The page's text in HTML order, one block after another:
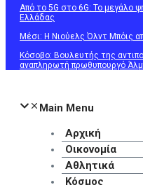
Από το 5G στο 6G: Το μεγάλο
Ελλάδας
Μέσι: Η Νιούελς Όλντ Μπόις
Κόσοβο: Βουλευτής της
αναπληρωτή πρωθυπουργό
Main Menu
Αρχική
Οικονομία
Αθλητικά
Κόσμος